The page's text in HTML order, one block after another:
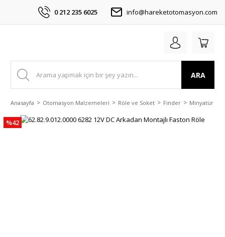
0 212 235 6025 info@hareketotomasyon.com
ARA
Anasayfa Otomasyon Malzemeleri Röle ve Soket Finder Minyatür
%42